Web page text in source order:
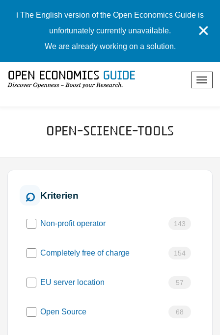
ℹ️ The English version of the Open Economics Guide is
unfortunately currently unavailable.
We are already working on a solution.
✕
Open-Science-Tools
Kriterien
Non-profit operator 143
Completely free of charge 154
EU server location 57
Open Source 68